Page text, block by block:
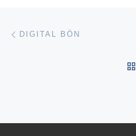
Inläggsnavigering
DIGITAL BÖN